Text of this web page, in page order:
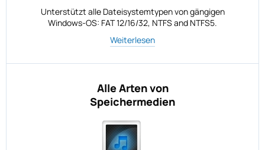
Unterstützt alle Dateisystemtypen von gängigen
Windows-OS: FAT 12/16/32, NTFS and NTFS5.
Weiterlesen
Alle Arten von
Speichermedien